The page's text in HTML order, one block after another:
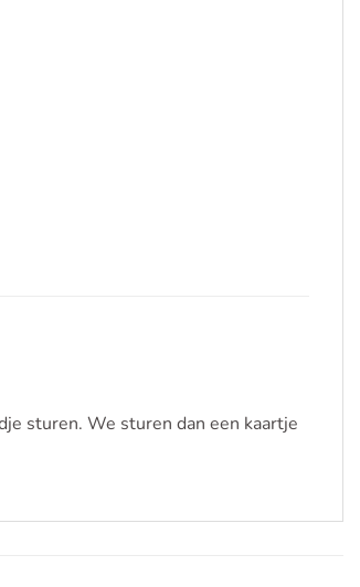
sturen. We sturen dan een kaartje